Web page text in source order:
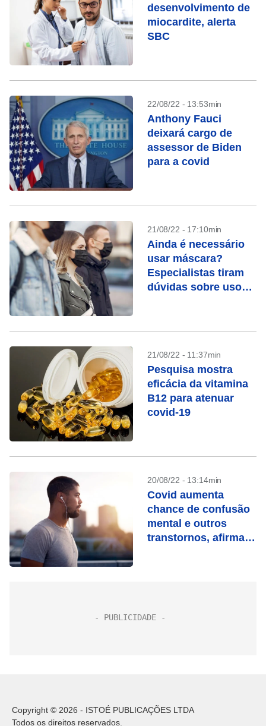
desenvolvimento de
miocardite, alerta
SBC
22/08/22 - 13:53min
Anthony Fauci
deixará cargo de
assessor de Biden
para a covid
21/08/22 - 17:10min
Ainda é necessário
usar máscara?
Especialistas tiram
dúvidas sobre uso
21/08/22 - 11:37min
Pesquisa mostra
eficácia da vitamina
B12 para atenuar
covid-19
20/08/22 - 13:14min
Covid aumenta
chance de confusão
mental e outros
transtornos, afirma
Copyright © 2026 - ISTOÉ PUBLICAÇÕES LTDA
Todos os direitos reservados.